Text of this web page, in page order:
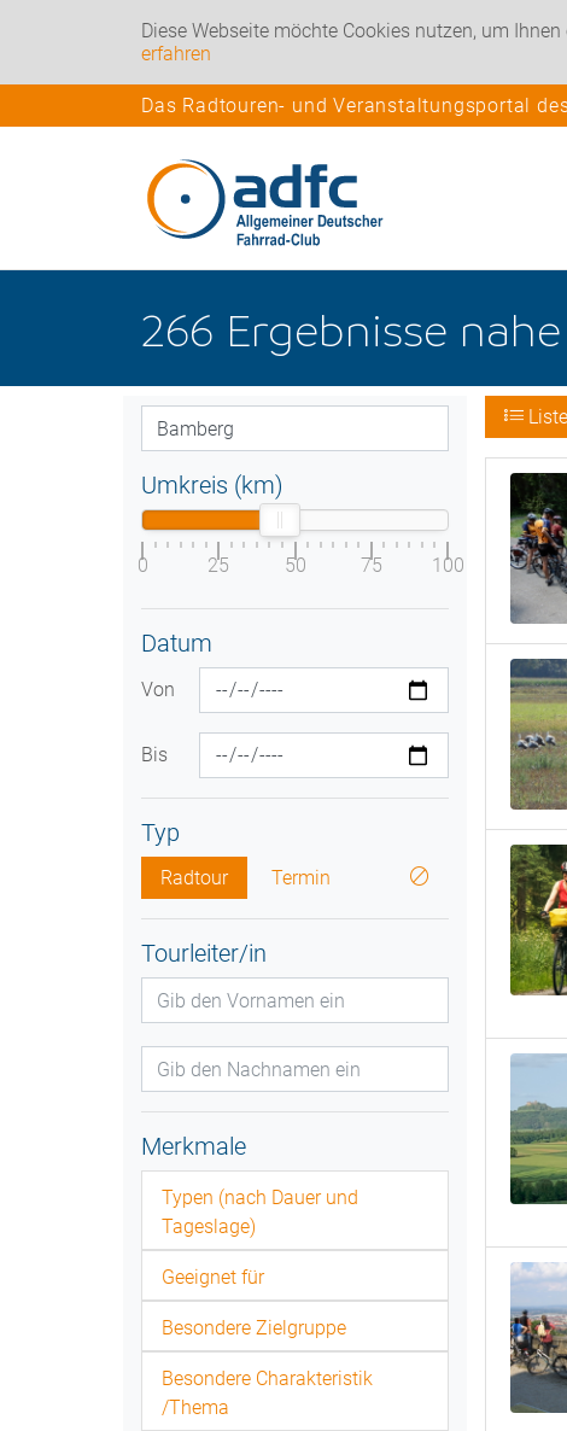
Diese Webseite möchte Cookies nutzen, um
erfahren
Das Radtouren- und Veranstaltungsportal
266 Ergebnisse nahe
Umkreis (km)
0 25 50 75 100
Datum
Von
Bis
Typ
Radtour Termin
Tourleiter/in
Merkmale
Typen (nach Dauer und
Tageslage)
Geeignet für
Besondere Zielgruppe
Besondere Charakteristik
/Thema
Liste